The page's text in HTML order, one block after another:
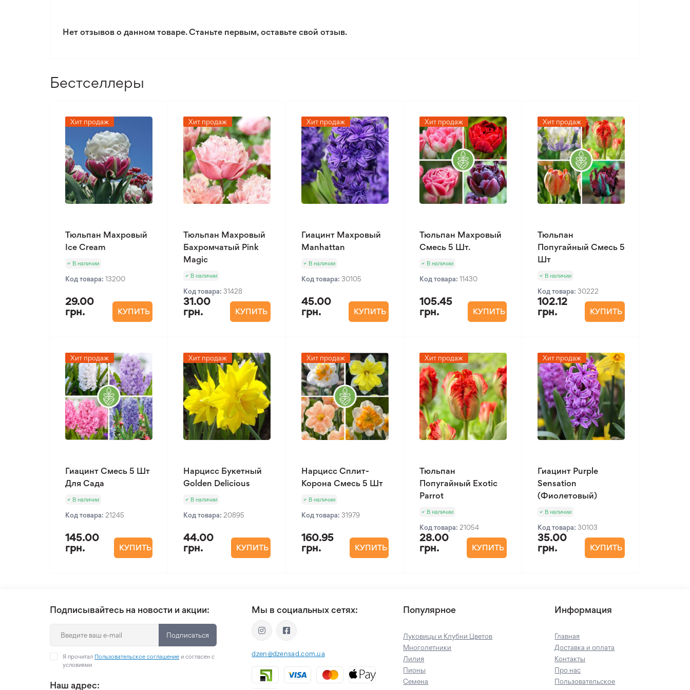
Нет отзывов о данном товаре. Станьте первым, оставьте свой отзыв.
Бестселлеры
Хит продаж
Тюльпан Махровый
Ice Cream
В наличии
Код товара: 13200
29.00
грн.
КУПИТЬ
Хит продаж
Тюльпан Махровый
Бахромчатый Pink
Magic
В наличии
Код товара: 31428
31.00
грн.
КУПИТЬ
Хит продаж
Гиацинт Махровый
Manhattan
В наличии
Код товара: 30105
45.00
грн.
КУПИТЬ
Хит продаж
Тюльпан Махровый
Смесь 5 Шт.
В наличии
Код товара: 11430
105.45
грн.
КУПИТЬ
Хит продаж
Тюльпан
Попугайный Смесь 5
Шт
В наличии
Код товара: 30222
102.12
грн.
КУПИТЬ
Хит продаж
Гиацинт Смесь 5 Шт
Для Сада
В наличии
Код товара: 21245
145.00
грн.
КУПИТЬ
Хит продаж
Нарцисс Букетный
Golden Delicious
В наличии
Код товара: 20895
44.00
грн.
КУПИТЬ
Хит продаж
Нарцисс Сплит-
Корона Смесь 5 Шт
В наличии
Код товара: 31979
160.95
грн.
КУПИТЬ
Хит продаж
Тюльпан
Попугайный Exotic
Parrot
В наличии
Код товара: 21054
28.00
грн.
КУПИТЬ
Хит продаж
Гиацинт Purple
Sensation
(Фиолетовый)
В наличии
Код товара: 30103
35.00
грн.
КУПИТЬ
Подписывайтесь на новости и акции:
Подписаться
Я прочитал Пользовательское соглашение и согласен с
условиями
Наш адрес:
Мы в социальных сетях:
dzen@dzensad.com.ua
Популярное
Луковицы и Клубни Цветов
Многолетники
Лилия
Пионы
Семена
Информация
Главная
Доставка и оплата
Контакты
Про нас
Пользовательское